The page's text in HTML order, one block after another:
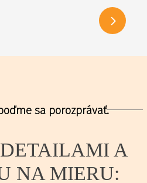
sa porozprávať.
A
NA MIERU: